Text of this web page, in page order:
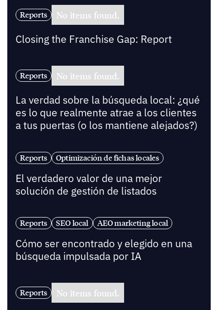
Reports No items found.
Closing the Franchise Gap: Report
Reports No items found.
La verdad sobre la búsqueda local: ¿qué
es lo que realmente atrae a los clientes
a tus puertas (o los mantiene alejados?)
Reports Optimización de fichas locales
El verdadero valor de una mejor
solución de gestión de listados
Reports SEO local AEO marketing local
Cómo ser encontrado y elegido en una
búsqueda impulsada por IA
Reports No items found.